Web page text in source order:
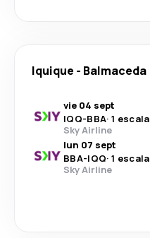
Iquique - Balmaceda
vie 04 sept
IQQ-BBA· 1 escala
Sky Airline
lun 07 sept
BBA-IQQ· 1 escala
Sky Airline